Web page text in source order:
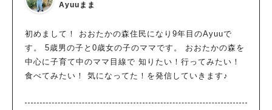
Ayuuまま
初めまして！ おおたかの森住民になり9年目のAyuuで
す。 5歳男の子と0歳女の子のママです。 おおたかの森を
中心に子育て中のママ目線で 知りたい！行ってみたい！
食べてみたい！ 気になってた！を発信していきます♪